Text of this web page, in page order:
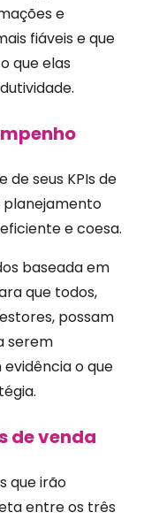
e
fiáveis e que
que elas
de seus KPIs de
planejamento
e coesa.
baseada em
que todos,
possam
serem
o que
de venda
que irão
entre os três